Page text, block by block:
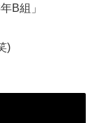
B組」
)